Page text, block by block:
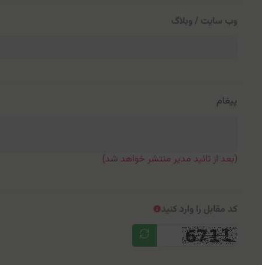
وب سایت / وبلاگ
پیغام
(بعد از تائید مدیر منتشر خواهد شد)
کد مقابل را وارد کنید